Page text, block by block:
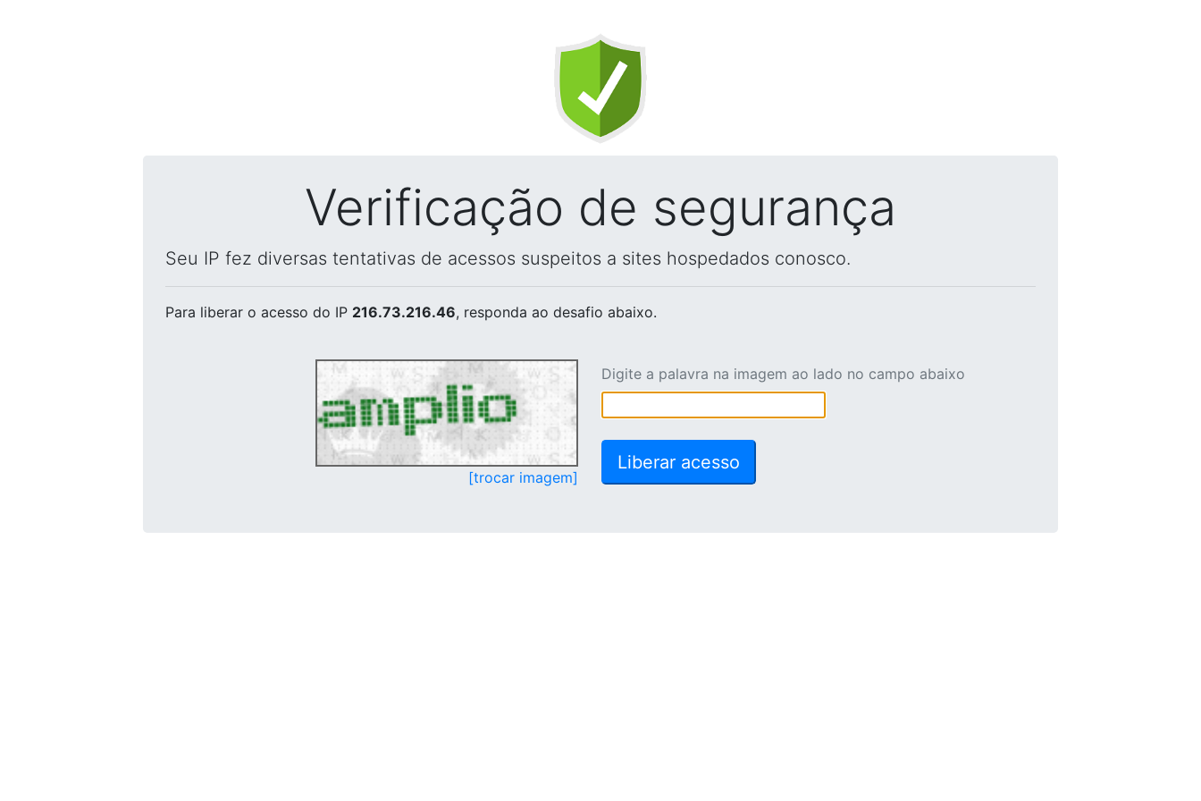
Verificação de segurança
Seu IP fez diversas tentativas de acessos suspeitos a sites hospedados conosco.
Para liberar o acesso do IP 216.73.216.46, responda ao desafio abaixo.
[trocar imagem]
Digite a palavra na imagem ao lado no campo abaixo